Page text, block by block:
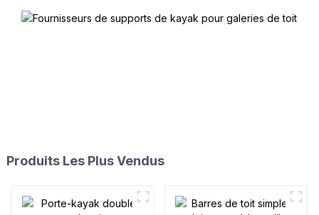
Produits Les Plus Vendus